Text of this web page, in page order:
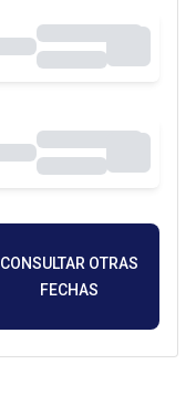
CONSULTAR OTRAS
FECHAS